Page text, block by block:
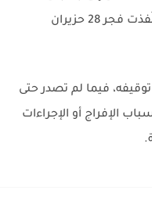
وشقيقه خلال حملات الاعتقال التي نُفذت فجر 28 حزيران
فيما لم تصدر حتى
الإفراج أو الإجراءات